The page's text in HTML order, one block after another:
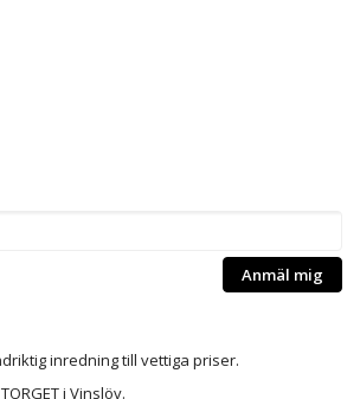
Anmäl mig
inredning till vettiga priser.
i Vinslöv.